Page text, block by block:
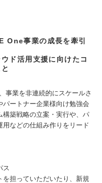
One事業の成長を牽引
ド活用支援に向けたコ
事業を非連続的にスケールさ
ートナー企業様向け勉強会
構築戦略の立案・実行や、パ
などの仕組み作りをリード
ス
担っていただいたり、新規